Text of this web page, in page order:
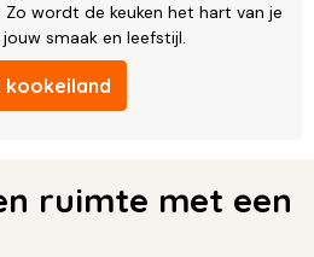
wordt de keuken het hart van je
smaak en leefstijl.
kookeiland
ruimte met een